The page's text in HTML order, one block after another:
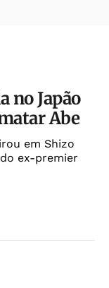
no Japão
Abe
em Shizo
ex-premier